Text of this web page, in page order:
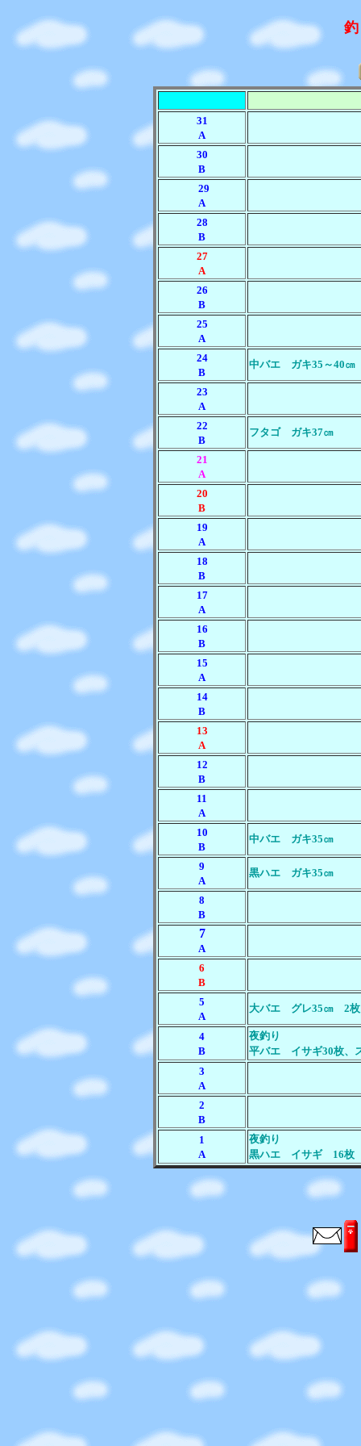
31
A
30
B
29
A
28
B
27
A
26
B
25
A
24
B
中バエ ガキ35～40㎝
23
A
22
B
フタゴ ガキ37㎝
21
A
20
B
19
A
18
B
17
A
16
B
15
A
14
B
13
A
12
B
11
A
10
B
中バエ ガキ35㎝
9
A
黒ハエ ガキ35㎝
8
B
7
A
6
B
5
A
大バエ グレ35㎝ 2
4
B
夜釣り
平バエ イサギ30枚、
3
A
2
B
1
A
夜釣り
黒ハエ イサギ 16枚